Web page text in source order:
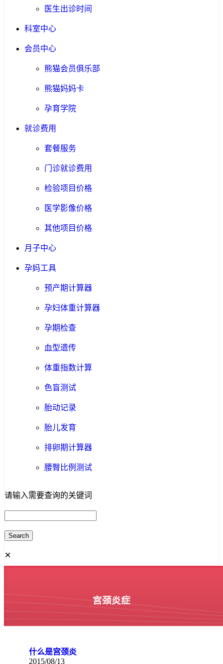
医生出诊时间
科室中心
会员中心
熊猫会员俱乐部
熊猫妈妈卡
孕育学院
就诊费用
套餐服务
门诊就诊费用
检验项目价格
医学影像价格
其他项目价格
月子中心
孕妈工具
预产期计算器
孕妇体重计算器
孕期检查
血型遗传
体重指数计算
色盲测试
胎动记录
胎儿发育
排卵期计算器
腰臀比例测试
请输入需要查询的关键词
✕
宫颈炎症
什么是宫颈炎
2015/08/13